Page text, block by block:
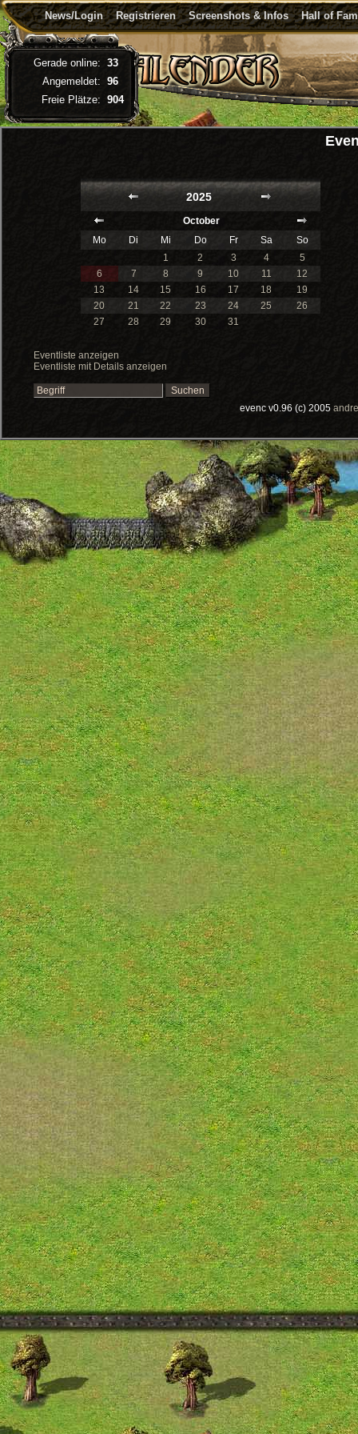
News/Login Registrieren Screenshots & Infos Hall of
2025
October
Mo
Di Mi Do Fr Sa
So
1
2 3 4
5
6
7 8 9 10 11
12
13
14 15 16 17 18
19
20
21 22 23 24 25
26
27
28 29 30 31
Eventliste anzeigen
Eventliste mit Details anzeigen
evenc v0.96 (c) 2005
Gerade online: 33
Angemeldet: 96
Freie Plätze: 904